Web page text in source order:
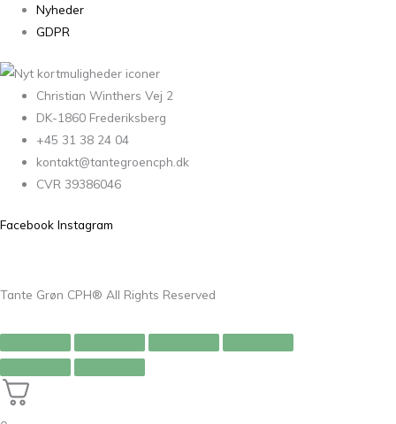
Nyheder
GDPR
Christian Winthers Vej 2
DK-1860 Frederiksberg
+45 31 38 24 04
kontakt@tantegroencph.dk
CVR 39386046
Facebook Instagram
Tante Grøn CPH® All Rights Reserved